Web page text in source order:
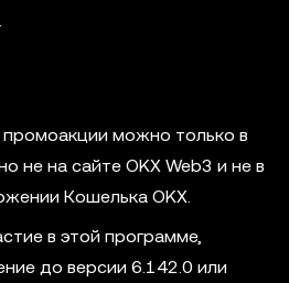
.
можно только в
не на сайте OKX Web3 и не в
Кошелька OKX.
в этой программе,
до версии 6.142.0 или